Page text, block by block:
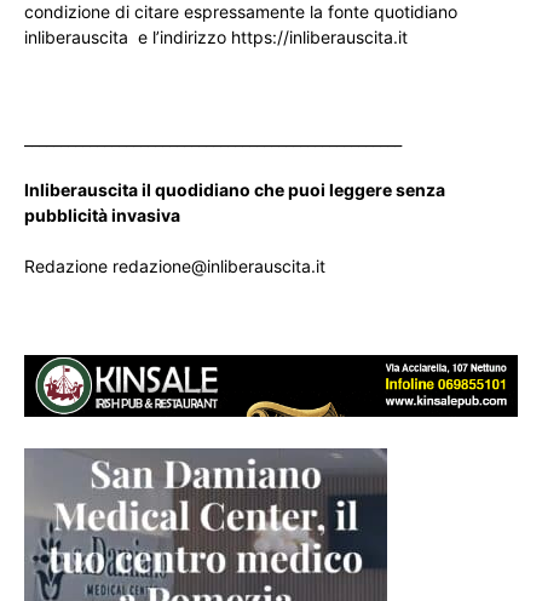
condizione di citare espressamente la fonte quotidiano
inliberauscita e l’indirizzo https://inliberauscita.it
Inliberauscita il quodidiano che puoi leggere senza
pubblicità invasiva
Redazione redazione@inliberauscita.it